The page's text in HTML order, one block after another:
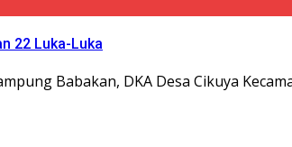
22 Luka-Luka
Babakan, DKA Desa Cikuya